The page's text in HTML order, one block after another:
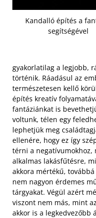
Kandalló építés a
segítségével
gyakorlatilag a legjobb,
történik. Ráadásul az
természetesen kellő
építés kreatív
fantáziánkat is
voltunk, télen egy
lephetjük meg
ellenére, hogy ez így
térni a negatívumokhoz,
alkalmas lakásfűtésre,
akkora mértékű,
nem nagyon érdemes
tárgyakat. Végül azért
viszont nem más, mint
akkor is a legkedvezőbb